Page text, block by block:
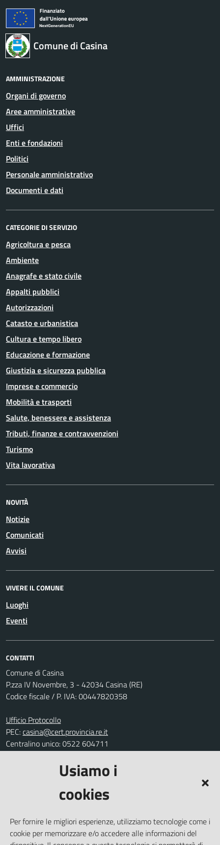
Usiamo i
cookies
Per fornire le migliori esperienze, utilizziamo tecnologie come i
cookie per memorizzare e/o accedere alle informazioni del
Comune di Casina
AMMINISTRAZIONE
Organi di governo
Aree amministrative
Uffici
Enti e fondazioni
Politici
Personale amministrativo
Documenti e dati
CATEGORIE DI SERVIZIO
Agricoltura e pesca
Ambiente
Anagrafe e stato civile
Appalti pubblici
Autorizzazioni
Catasto e urbanistica
Cultura e tempo libero
Educazione e formazione
Giustizia e sicurezza pubblica
Imprese e commercio
Mobilità e trasporti
Salute, benessere e assistenza
Tributi, finanze e contravvenzioni
Turismo
Vita lavorativa
NOVITÀ
Notizie
Comunicati
Avvisi
VIVERE IL COMUNE
Luoghi
Eventi
CONTATTI
Comune di Casina
P.zza IV Novembre, 3 - 42034 Casina (RE)
Codice fiscale / P. IVA: 00447820358
Ufficio Protocollo
PEC:casina@cert.provincia.re.it
Centralino unico: 0522 604711
Segnalazione disservizio
Amministrazione trasparente